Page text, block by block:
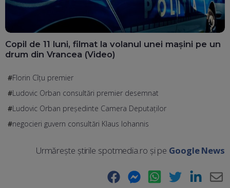
Copil de 11 luni, filmat la volanul unei mașini pe un
drum din Vrancea (Video)
Florin Cîțu premier
Ludovic Orban consultări premier desemnat
Ludovic Orban președinte Camera Deputaților
negocieri guvern consultări Klaus Iohannis
Urmărește știrile spotmedia.ro și pe Google News
Facebook Messenger WhatsApp Twitter LinkedIn